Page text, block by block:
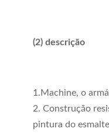
(2) descrição
1.Machine, o
2. Construção
pintura do